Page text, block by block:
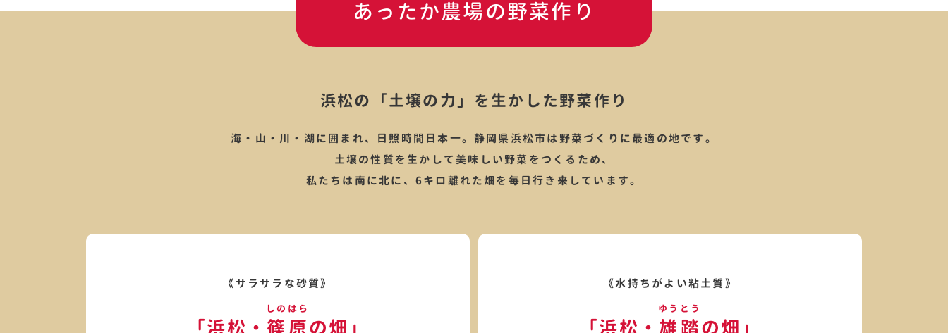
あったか農場の野菜作り
浜松の「土壌の力」を生かした野菜作り
海・山・川・湖に囲まれ、日照時間日本一。静岡県浜松市は野菜づくりに最適の地です。
土壌の性質を生かして美味しい野菜をつくるため、
私たちは南に北に、6キロ離れた畑を毎日行き来しています。
《サラサラな砂質》
「浜松・ 篠原
しのはら
の畑」
《水持ちがよい粘土質》
「浜松・ 雄踏
ゆうとう
の畑」